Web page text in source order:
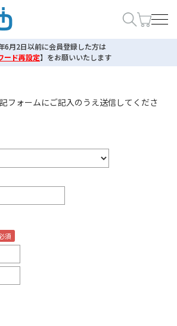
6月2日以前に会員登録した方は
ード再設定】 をお願いいたします
フォームにご記入のうえ送信してくださ